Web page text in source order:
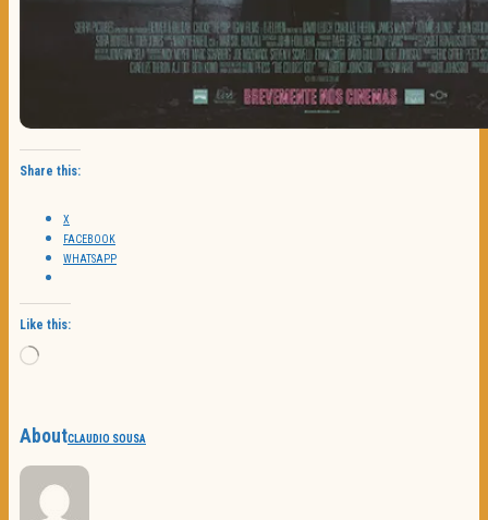
Share this:
X
FACEBOOK
WHATSAPP
Like this:
Loading…
AboutCLAUDIO SOUSA